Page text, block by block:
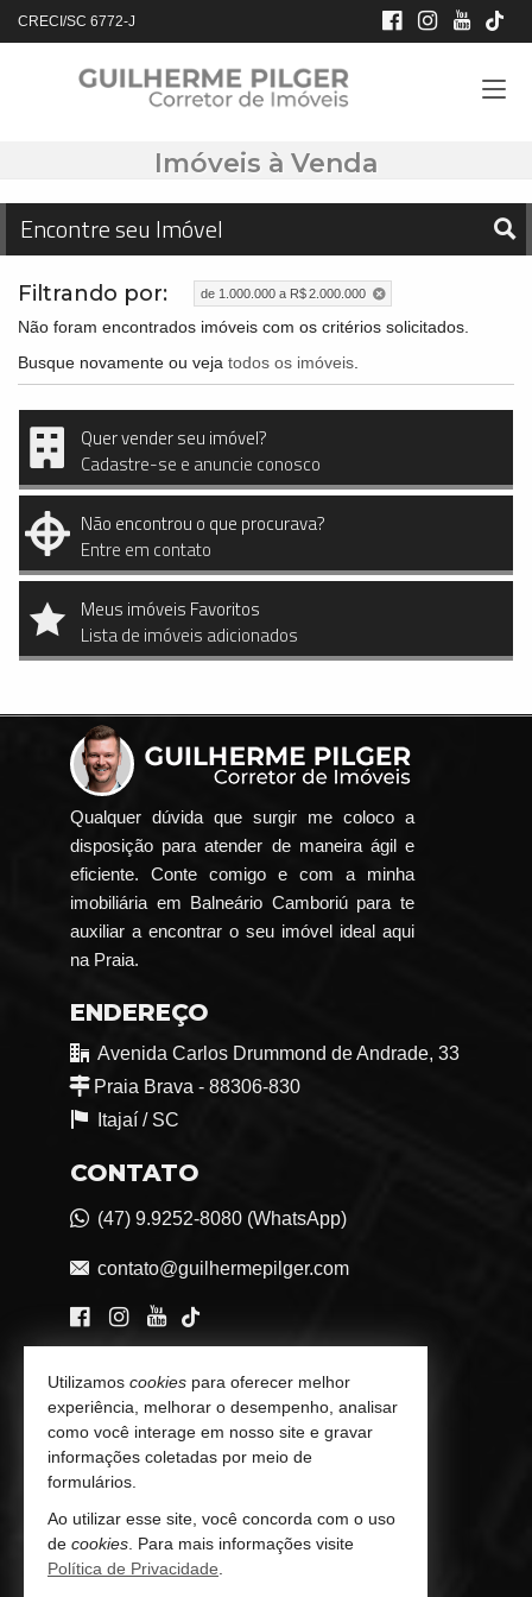
CRECI/SC 6772-J
Imóveis à Venda
Encontre seu Imóvel
Filtrando por: de 1.000.000 a R$ 2.000.000
Não foram encontrados imóveis com os critérios solicitados.
Busque novamente ou veja todos os imóveis
Quer vender seu imóvel?
Cadastre-se e anuncie conosco
Não encontrou o que procurava?
Entre em contato
Meus imóveis Favoritos
Lista de imóveis adicionados
Qualquer dúvida que surgir me coloco a
disposição para atender de maneira ágil e
eficiente. Conte comigo e com a minha
imobiliária em Balneário Camboriú para te
auxiliar a encontrar o seu imóvel ideal aqui
na Praia.
ENDEREÇO
Avenida Carlos Drummond de Andrade, 33
Praia Brava - 88306-830
Itajaí / SC
CONTATO
(47) 9.9252-8080 (WhatsApp)
contato@guilhermepilger.com
VEJA MAIS
Consultoria Imobiliária Personalizada
trabalhe conosco
Indicadores Financeiros
Imóveis Favoritos
Utilizamos cookies para oferecer melhor
experiência, melhorar o desempenho, analisar
como você interage em nosso site e gravar
informações coletadas por meio de
formulários.
Ao utilizar esse site, você concorda com o uso
de cookies . Para mais informações visite
Política de Privacidade